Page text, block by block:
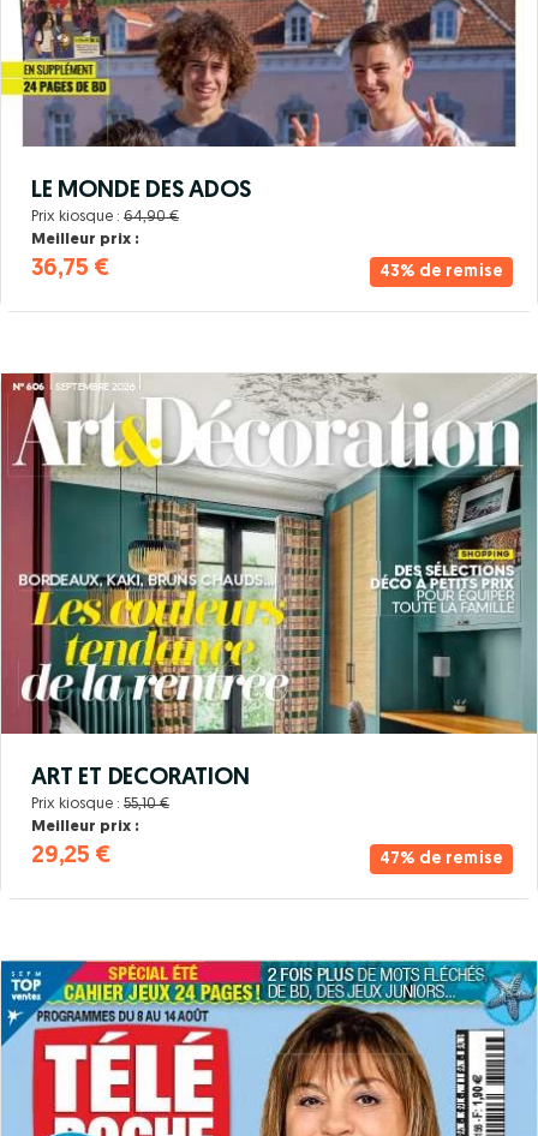
43% de remise
LE MONDE DES ADOS
Prix kiosque : 64,90 €
Meilleur prix :
36,75 €
47% de remise
ART ET DECORATION
Prix kiosque : 55,10 €
Meilleur prix :
29,25 €